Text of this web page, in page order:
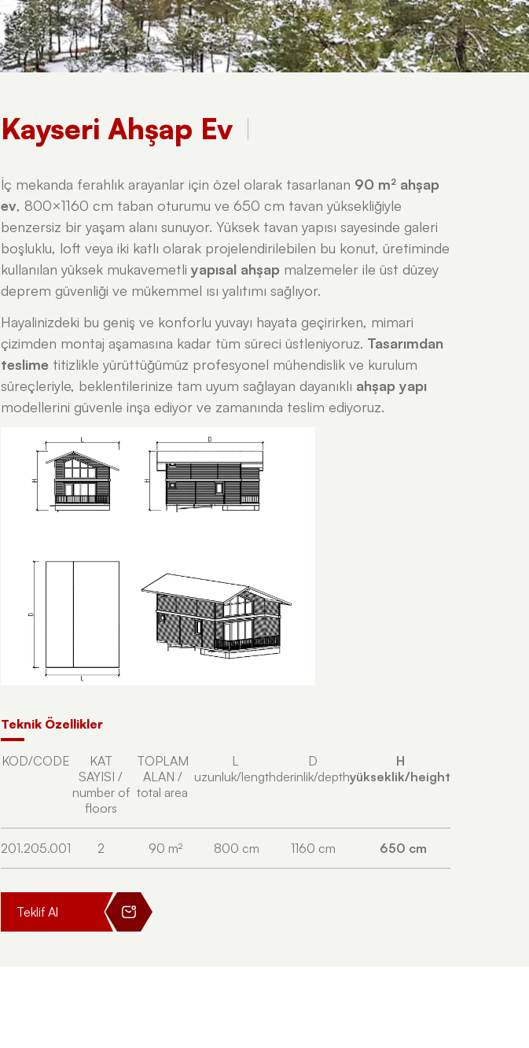
Kayseri Ahşap Ev
İç mekanda ferahlık arayanlar için özel olarak tasarlanan 90 m² ahşap
ev, 800×1160 cm taban oturumu ve 650 cm tavan yüksekliğiyle
benzersiz bir yaşam alanı sunuyor. Yüksek tavan yapısı sayesinde galeri
boşluklu, loft veya iki katlı olarak projelendirilebilen bu konut, üretiminde
kullanılan yüksek mukavemetli yapısal ahşap malzemeler ile üst düzey
deprem güvenliği ve mükemmel ısı yalıtımı sağlıyor.
Hayalinizdeki bu geniş ve konforlu yuvayı hayata geçirirken, mimari
çizimden montaj aşamasına kadar tüm süreci üstleniyoruz. Tasarımdan
teslime titizlikle yürüttüğümüz profesyonel mühendislik ve kurulum
süreçleriyle, beklentilerinize tam uyum sağlayan dayanıklı ahşap yapı
modellerini güvenle inşa ediyor ve zamanında teslim ediyoruz.
Teknik Özellikler
KOD/CODE
KAT
SAYISI /
number of
floors
TOPLAM
ALAN /
total area
L
uzunluk/length
D
derinlik/depth
H
yükseklik/height
201.205.001 2 90 m² 800 cm 1160 cm 650 cm
Teklif Al